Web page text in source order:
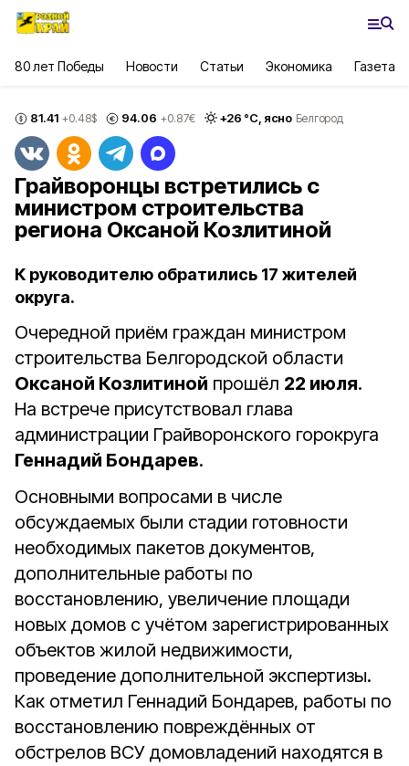
80 лет Победы Новости Статьи Экономика Газета
81.41 +0.48$ 94.06 +0.87€ +26 °С, ясно Белгород
Грайворонцы встретились с
министром строительства
региона Оксаной Козлитиной
К руководителю обратились 17 жителей
округа.
Очередной приём граждан министром
строительства Белгородской области
Оксаной Козлитиной прошёл 22 июля.
На встрече присутствовал глава
администрации Грайворонского горокруга
Геннадий Бондарев.
Основными вопросами в числе
обсуждаемых были стадии готовности
необходимых пакетов документов,
дополнительные работы по
восстановлению, увеличение площади
новых домов с учётом зарегистрированных
объектов жилой недвижимости,
проведение дополнительной экспертизы.
Как отметил Геннадий Бондарев, работы по
восстановлению повреждённых от
обстрелов ВСУ домовладений находятся в